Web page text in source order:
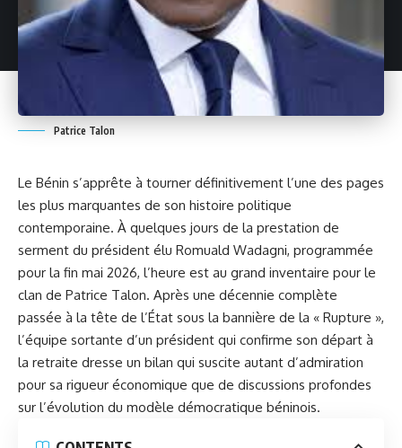
Patrice Talon
Le Bénin s’apprête à tourner définitivement l’une des pages
les plus marquantes de son histoire politique
contemporaine. À quelques jours de la prestation de
serment du président élu Romuald Wadagni, programmée
pour la fin mai 2026, l’heure est au grand inventaire pour le
clan de Patrice Talon. Après une décennie complète
passée à la tête de l’État sous la bannière de la « Rupture »,
l’équipe sortante d’un président qui confirme son départ à
la retraite dresse un bilan qui suscite autant d’admiration
pour sa rigueur économique que de discussions profondes
sur l’évolution du modèle démocratique béninois.